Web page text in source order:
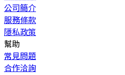
公司簡介
服務條款
隱私政策
幫助
常見問題
合作洽詢